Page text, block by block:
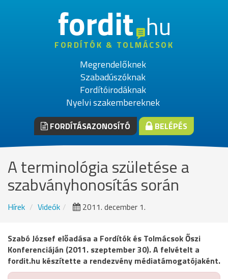
fordithu
FORDÍTÓK & TOLMÁCSOK
Megrendelőknek
Szabadúszóknak
Fordítóirodáknak
Nyelvi szakembereknek
FORDÍTÁSAZONOSÍTÓ BELÉPÉS
A terminológia születése a
szabványhonosítás során
Hírek Videók 2011. december 1.
Szabó József előadása a Fordítók és Tolmácsok Őszi
Konferenciáján (2011. szeptember 30). A felvételt a
fordit.hu készítette a rendezvény médiatámogatójaként.